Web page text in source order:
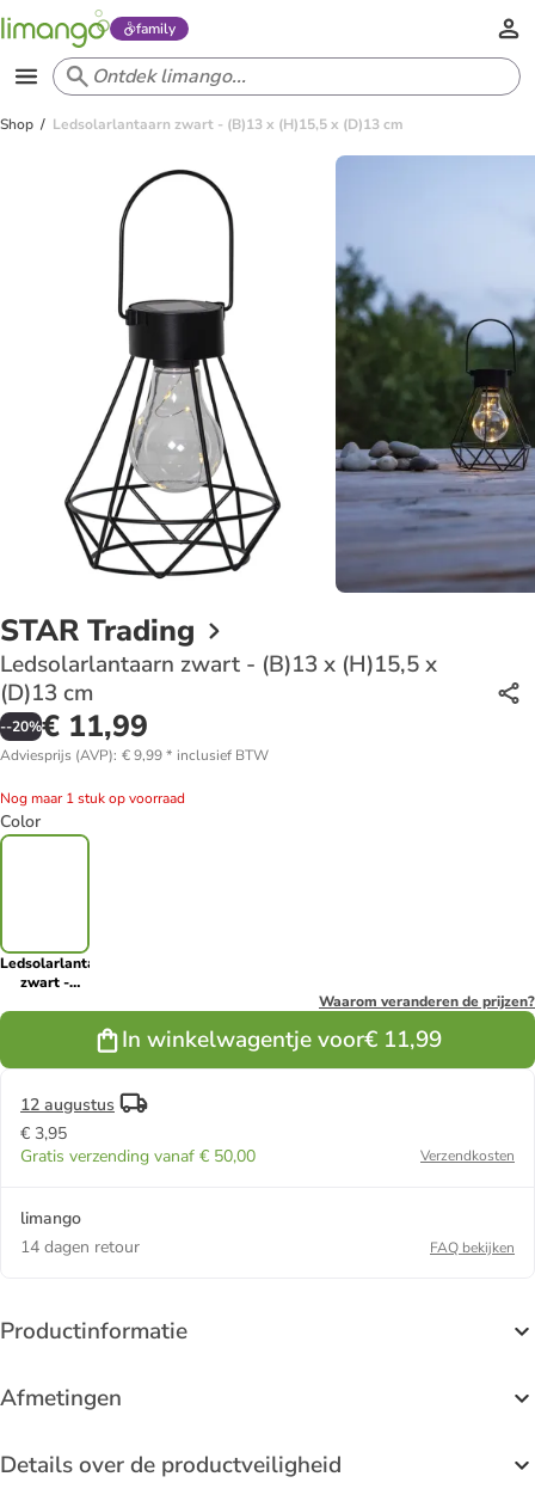
family
Shop Ledsolarlantaarn zwart - (B)13 x (H)15,5 x (D)13 cm
STAR Trading
Ledsolarlantaarn zwart - (B)13 x (H)15,5 x
(D)13 cm
--20%€ 11,99
Adviesprijs (AVP): € 9,99* inclusief BTW
Nog maar 1 stuk op voorraad
Color
Ledsolarlantaarn
zwart -
Waarom veranderen de prijzen?
In winkelwagentje voor€ 11,99
12 augustus
€ 3,95
Gratis verzending vanaf € 50,00
Verzendkosten
limango
14 dagen retour
FAQ bekijken
Productinformatie
Afmetingen
Details over de productveiligheid